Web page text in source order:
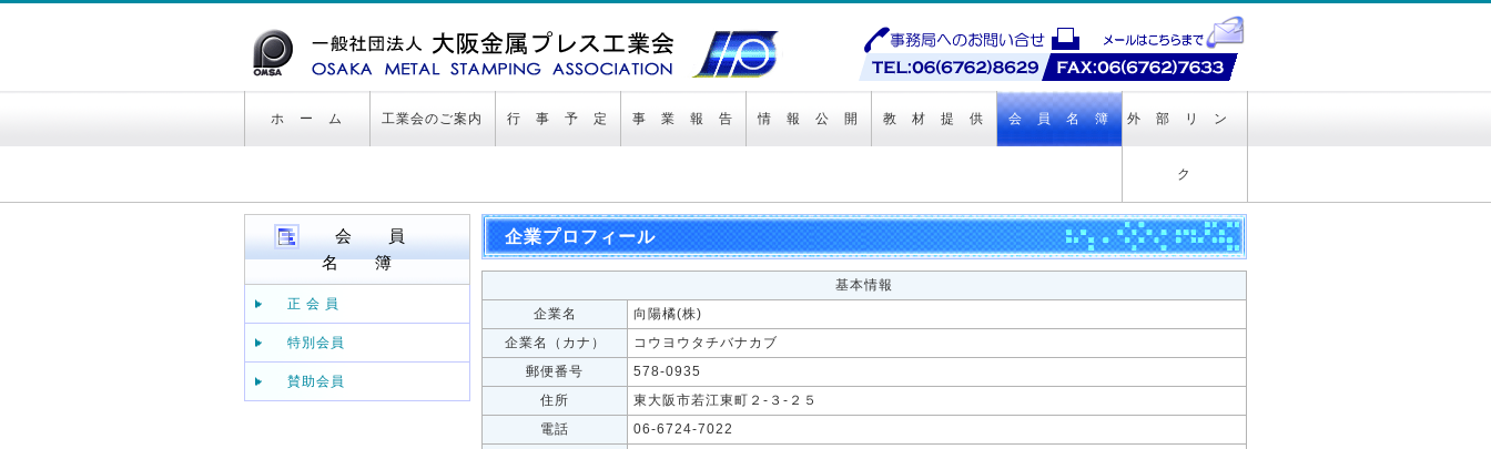
ホ ー ム 工業会のご案内 行 事 予 定 事 業 報 告 情 報 公 開 教 材 提 供 会 員 名 簿 外 部 リ ン
ク
会 員
名 簿
正 会 員
特別会員
賛助会員
企業プロフィール
基本情報
企業名
向陽橘(株)
企業名（カナ）
コウヨウタチバナカブ
郵便番号
578-0935
住所
東大阪市若江東町２-３-２５
電話
06-6724-7022